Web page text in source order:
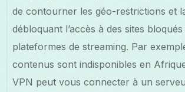
de contourner les géo-restrictions et
débloquant l’accès à des sites bloqués
plateformes de streaming. Par
contenus sont indisponibles en
VPN peut vous connecter à un